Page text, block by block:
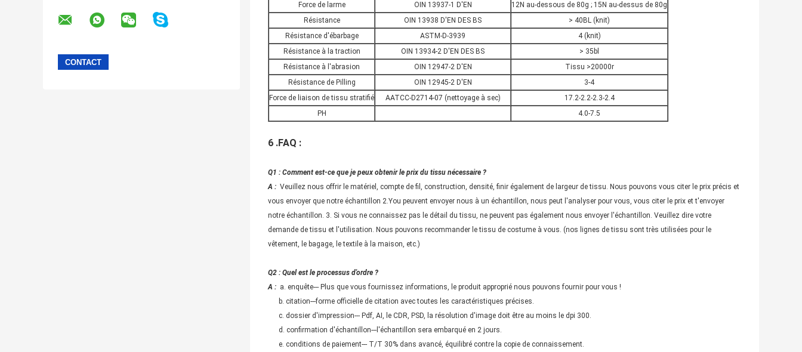
Force de larme
OIN 13937-1 D'EN
12N au-dessous de 80g ; 15N au-dessus de 80g
Résistance
OIN 13938 D'EN DES BS
> 40BL (knit)
Résistance d'ébarbage
ASTM-D-3939
4 (knit)
Résistance à la traction
OIN 13934-2 D'EN DES BS
> 35bl
Résistance à l'abrasion
OIN 12947-2 D'EN
Tissu >20000r
Résistance de Pilling
OIN 12945-2 D'EN
3-4
Force de liaison de tissu stratifié
AATCC-D2714-07 (nettoyage à sec)
17.2-2.2-2.3-2.4
PH
4.0-7.5
6 .FAQ :
Q1 : Comment est-ce que je peux obtenir le prix du tissu nécessaire ?
A : Veuillez nous offrir le matériel, compte de fil, construction, densité, finir également de largeur de tissu. Nous pouvons vous citer le prix précis et
vous envoyer que notre échantillon 2.You peuvent envoyer nous à un échantillon, nous peut l'analyser pour vous, vous citer le prix et t'envoyer
notre échantillon. 3. Si vous ne connaissez pas le détail du tissu, ne peuvent pas également nous envoyer l'échantillon. Veuillez dire votre
demande de tissu et l'utilisation. Nous pouvons recommander le tissu de costume à vous. (nos lignes de tissu sont très utilisées pour le
vêtement, le bagage, le textile à la maison, etc.)
Q2 : Quel est le processus d'ordre ?
A : a. enquête--- Plus que vous fournissez informations, le produit approprié nous pouvons fournir pour vous !
b. citation---forme officielle de citation avec toutes les caractéristiques précises.
c. dossier d'impression--- Pdf, AI, le CDR, PSD, la résolution d'image doit être au moins le dpi 300.
d. confirmation d'échantillon---l'échantillon sera embarqué en 2 jours.
e. conditions de paiement--- T/T 30% dans avancé, équilibré contre la copie de connaissement.